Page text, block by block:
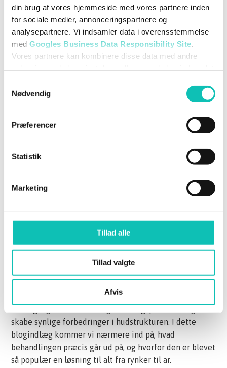
din brug af vores hjemmeside med vores partnere inden
for sociale medier, annonceringspartnere og
analysepartnere. Vi indsamler data i overensstemmelse
med Googles Business Data Responsibility Site
Vores partnere kan kombinere disse data med andre
Nødvendig
Præferencer
Statistik
Marketing
Tillad alle
Tillad valgte
Afvis
Hvad er microneedling
Drømmen om en ensartet, glat og strålende hud er
noget mange deler, men faktorer som alder, solskader
og ar kan gøre det svært at opretholde hudens glød. En
inden for hudplejeverdenen de seneste år,
. Denne metode er kendt for sin evne
skabe synlige forbedringer i hudstrukturen. I dette
blogindlæg kommer vi nærmere ind på, hvad
behandlingen præcis går ud på, og hvorfor den er blevet
så populær en løsning til alt fra rynker til ar.